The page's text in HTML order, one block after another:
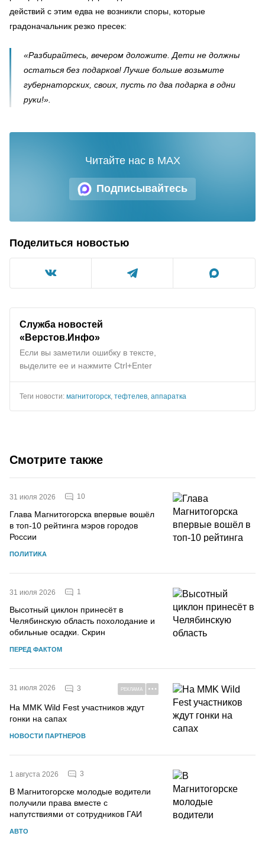
действий с этим едва не возникли споры, которые
градоначальник резко пресек:
«Разбирайтесь, вечером доложите. Дети не должны
остаться без подарков! Лучше больше возьмите
губернаторских, своих, пусть по два подарка в одни
руки!».
Подписывайтесь
Читайте нас в MAX
Поделиться новостью
Служба новостей
«Верстов.Инфо»
Если вы заметили ошибку в тексте,
выделите ее и нажмите Ctrl+Enter
Теги новости: магнитогорск, тефтелев, аппаратка
Смотрите также
31 июля 2026 10
Глава Магнитогорска впервые вошёл
в топ-10 рейтинга мэров городов
России
ПОЛИТИКА
31 июля 2026 1
Высотный циклон принесёт в
Челябинскую область похолодание и
обильные осадки. Скрин
ПЕРЕД ФАКТОМ
31 июля 2026 3 РЕКЛАМА
На MMK Wild Fest участников ждут
гонки на сапах
НОВОСТИ ПАРТНЕРОВ
1 августа 2026 3
В Магнитогорске молодые водители
получили права вместе с
напутствиями от сотрудников ГАИ
АВТО